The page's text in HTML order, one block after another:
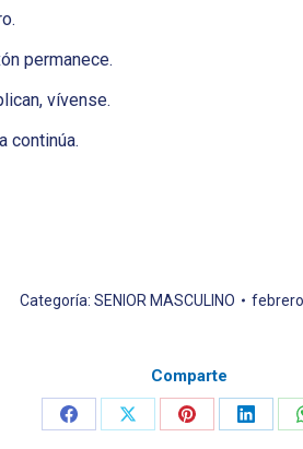
permanece.
vívense.
continúa.
Categoría: SENIOR MASCULINO
Comparte
Share
Share
Share
Share